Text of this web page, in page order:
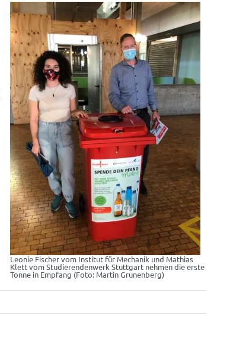
Leonie Fischer vom Institut für Mechanik und Mathias
Klett vom Studierendenwerk Stuttgart nehmen die erste
Tonne in Empfang (Foto: Martin Grunenberg)